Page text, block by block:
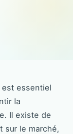
essentiel
la
Il existe de
sur le marché,